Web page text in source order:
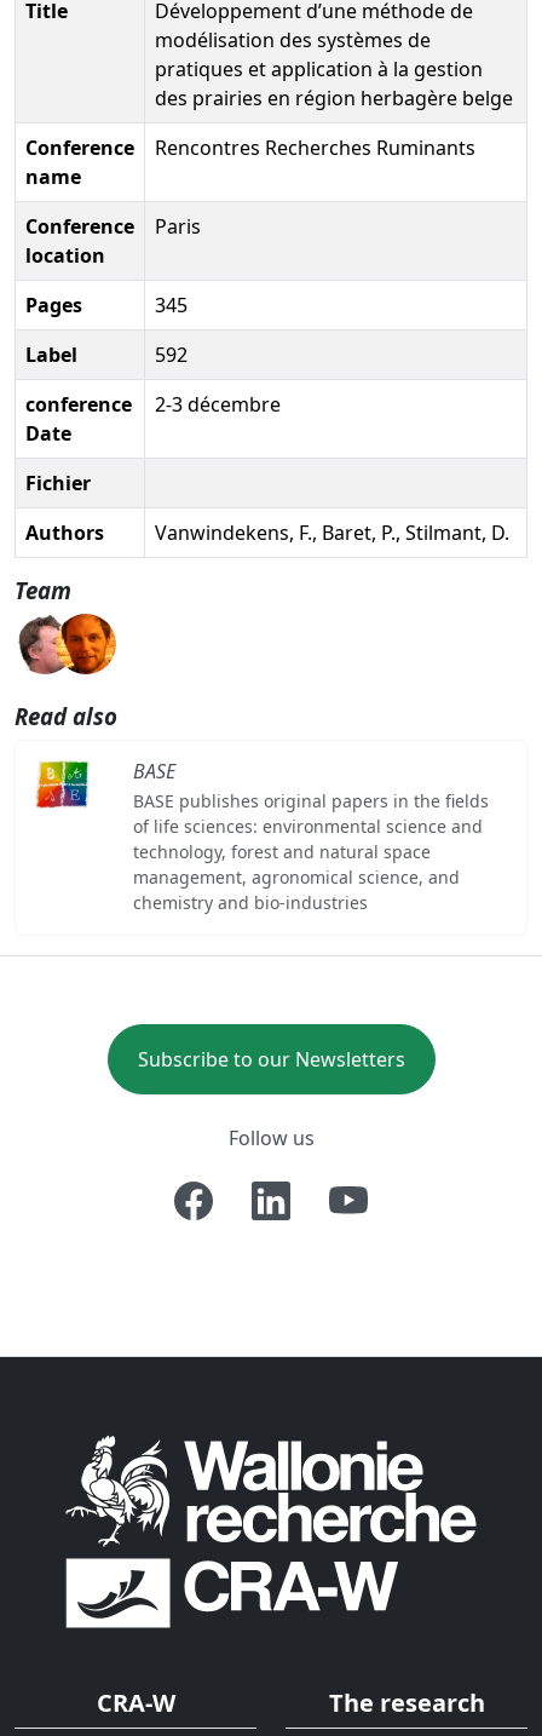
Title
Développement d’une méthode de
modélisation des systèmes de
pratiques et application à la gestion
des prairies en région herbagère belge
Conference
name
Rencontres Recherches Ruminants
Conference
location
Paris
Pages
345
Label
592
conference
Date
2-3 décembre
Fichier
Authors
Vanwindekens, F., Baret, P., Stilmant, D.
Team
Read also
BASE
BASE publishes original papers in the fields
of life sciences: environmental science and
technology, forest and natural space
management, agronomical science, and
chemistry and bio-industries
Subscribe to our Newsletters
Follow us
CRA-W The research